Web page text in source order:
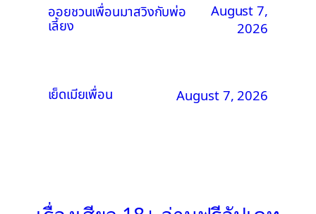
ออยชวนเพื่อนมาสวิงกับพ่อ
เลี้ยง
August 7,
2026
เย็ดเมียเพื่อน August 7, 2026